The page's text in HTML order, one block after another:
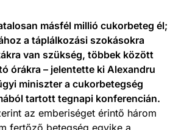
másfél millió cukorbeteg él;
a táplálkozási szokásokra
van szükség, többek között
órákra – jelentette ki Alexandru
miniszter a cukorbetegség
tartott tegnapi konferencián.
az emberiséget érintő három
fertőző betegség egyike a